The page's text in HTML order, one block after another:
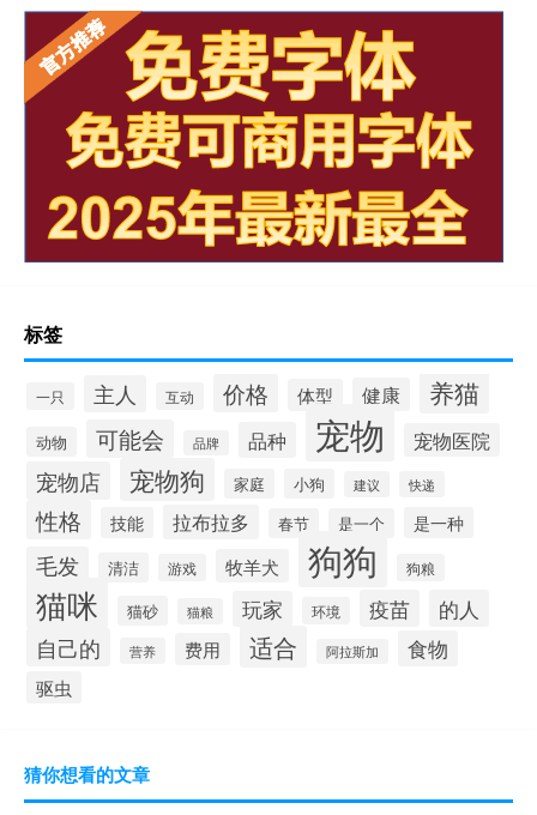
标签
一只 主人 互动 价格 体型 健康 养猫
动物 可能会 品牌 品种 宠物 宠物医院
宠物店 宠物狗 家庭 小狗 建议 快递
性格 技能 拉布拉多 春节 是一个 是一种
毛发 清洁 游戏 牧羊犬 狗狗 狗粮
猫咪 猫砂 猫粮 玩家 环境 疫苗 的人
自己的 营养 费用 适合 阿拉斯加 食物
驱虫
猜你想看的文章